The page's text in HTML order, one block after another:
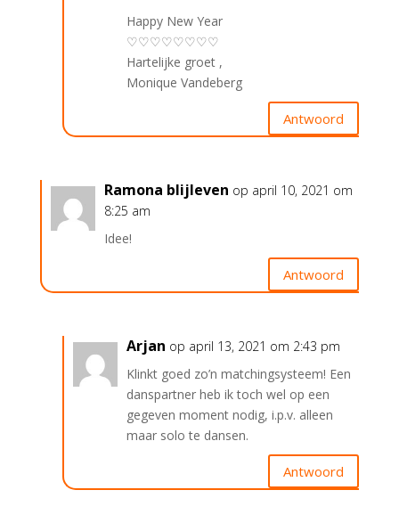
Happy New Year
♡♡♡♡♡♡♡♡
Hartelijke groet ,
Monique Vandeberg
Antwoord
Ramona blijleven op april 10, 2021 om
8:25 am
Idee!
Antwoord
Arjan op april 13, 2021 om 2:43 pm
Klinkt goed zo’n matchingsysteem! Een
danspartner heb ik toch wel op een
gegeven moment nodig, i.p.v. alleen
maar solo te dansen.
Antwoord